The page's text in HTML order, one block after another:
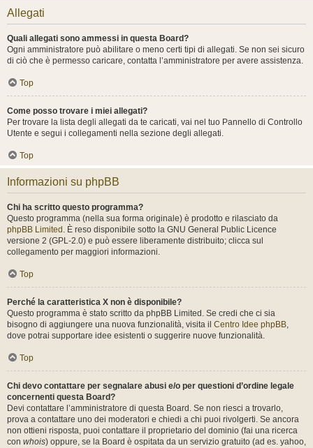
Allegati
Quali allegati sono ammessi in questa Board?
Ogni amministratore può abilitare o meno certi tipi di allegati. Se non sei sicuro
di ciò che è permesso caricare, contatta l’amministratore per avere assistenza.
Top
Come posso trovare i miei allegati?
Per trovare la lista degli allegati da te caricati, vai nel tuo Pannello di Controllo
Utente e segui i collegamenti nella sezione degli allegati.
Top
Informazioni su phpBB
Chi ha scritto questo programma?
Questo programma (nella sua forma originale) è prodotto e rilasciato da
phpBB Limited . È reso disponibile sotto la GNU General Public Licence
versione 2 (GPL-2.0) e può essere liberamente distribuito; clicca sul
collegamento per maggiori informazioni.
Top
Perché la caratteristica X non è disponibile?
Questo programma è stato scritto da phpBB Limited. Se credi che ci sia
bisogno di aggiungere una nuova funzionalità, visita il Centro Idee phpBB,
dove potrai supportare idee esistenti o suggerire nuove funzionalità.
Top
Chi devo contattare per segnalare abusi e/o per questioni d’ordine legale
concernenti questa Board?
Devi contattare l’amministratore di questa Board. Se non riesci a trovarlo,
prova a contattare uno dei moderatori e chiedi a chi puoi rivolgerti. Se ancora
non ottieni risposta, puoi contattare il proprietario del dominio (fai una ricerca
con whois) oppure, se la Board è ospitata da un servizio gratuito (ad es. yahoo,